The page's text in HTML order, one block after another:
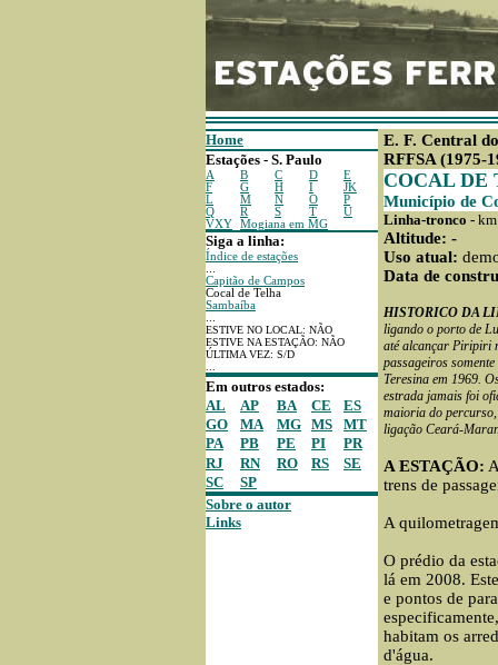
Home
Estações - S. Paulo
A B C D
E
F
G H I
JK
L
M N O
P
Q
R S T
U
VXY
Mogiana em MG
Siga a linha:
Índice de estações
Capitão de Campos
Cocal de Telha
Sambaíba
ESTIVE NO LOCAL: NÃO
ESTIVE NA ESTAÇÃO: NÃO
ÚLTIMA VEZ: S/D
Em outros estados:
AL
AP BA CE
ES
GO
MA MG MS
MT
PA
PB PE PI
PR
RJ
RN RO RS
SE
SC
SP
Sobre o autor
Links
E. F. Central
RFFSA (1975-
COCAL DE
Município de
Linha-tronco -
Altitude: -
Uso atual:
Data de
HISTORICO DA
ligando o porto de
até alcançar Piripiri
passageiros
Teresina em 1969.
estrada jamais foi
maioria do percurso,
ligação Ceará-
A ESTAÇÃO:
trens de
A
O prédio da
lá em 2008.
e pontos de
habitam os
d'água.